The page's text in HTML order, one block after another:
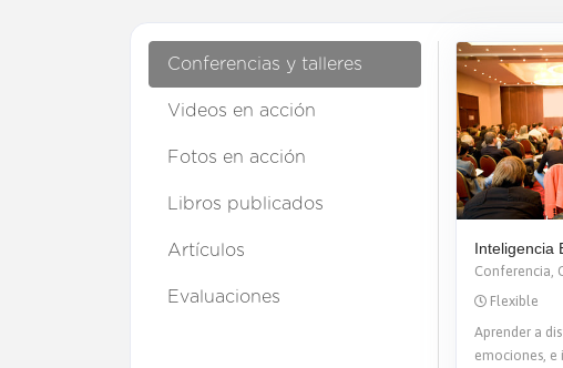
Conferencias y talleres
Videos en acción
Fotos en acción
Libros publicados
Artículos
Evaluaciones
Inteligencia
Conferencia,
Flexible
Aprender a
emociones,